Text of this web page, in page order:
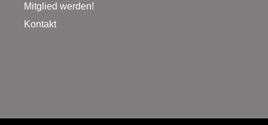
Mitglied werden!
Kontakt